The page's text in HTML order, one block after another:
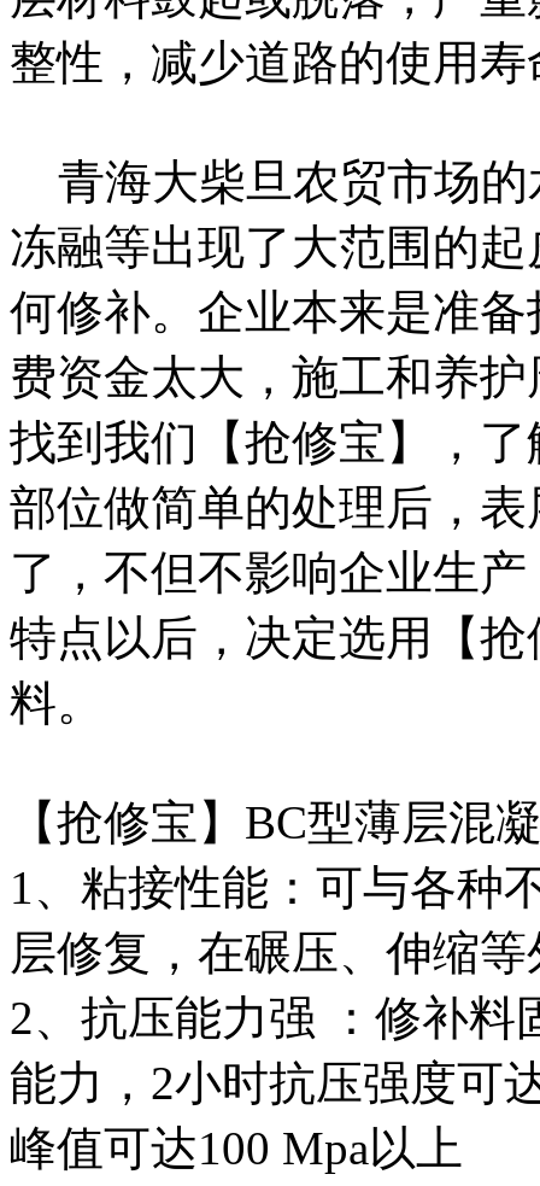
整性，减少道路的使用寿
青海大柴旦农贸市场的
冻融等出现了大范围的
何修补。企业本来是准
费资金太大，施工和养
找到我们【抢修宝】，
部位做简单的处理后，
了，不但不影响企业生
特点以后，决定选用【
料。
【抢修宝】BC型薄层混
1、粘接性能：可与各种
层修复，在碾压、伸缩
2、抗压能力强 ：修补
能力，2小时抗压强度可
峰值可达100 Mpa以上